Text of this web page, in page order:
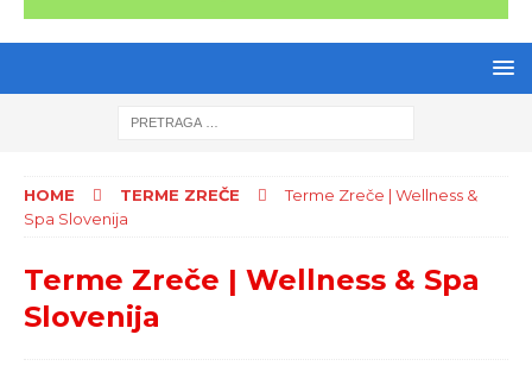
HOME TERME ZREČE
Terme Zreče | Wellness &
Spa Slovenija
Terme Zreče | Wellness & Spa
Slovenija